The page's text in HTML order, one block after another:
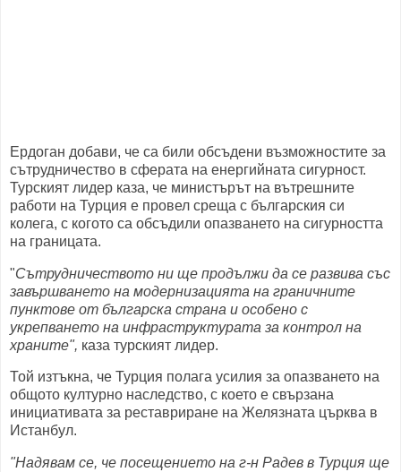
Ердоган добави, че са били обсъдени възможностите за
сътрудничество в сферата на енергийната сигурност.
Турският лидер каза, че министърът на вътрешните
работи на Турция е провел среща с българския си
колега, с когото са обсъдили опазването на сигурността
на границата.
"Сътрудничеството ни ще продължи да се развива със
завършването на модернизацията на граничните
пунктове от българска страна и особено с
укрепването на инфраструктурата за контрол на
храните", каза турският лидер.
Той изтъкна, че Турция полага усилия за опазването на
общото културно наследство, с което е свързана
инициативата за реставриране на Желязната църква в
Истанбул.
"Надявам се, че посещението на г-н Радев в Турция ще